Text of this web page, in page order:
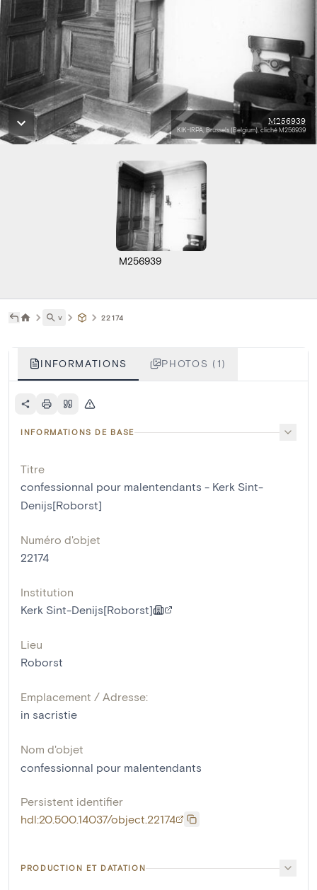
M256939
KIK-IRPA, Brussels (Belgium), cliché M256939
M256939
˅ 22174
INFORMATIONS PHOTOS (1)
INFORMATIONS DE BASE
Titre
confessionnal pour malentendants - Kerk Sint-
Denijs[Roborst]
Numéro d'objet
22174
Institution
Kerk Sint-Denijs[Roborst]
Lieu
Roborst
Emplacement / Adresse:
in sacristie
Nom d'objet
confessionnal pour malentendants
Persistent identifier
hdl:20.500.14037/object.22174
PRODUCTION ET DATATION